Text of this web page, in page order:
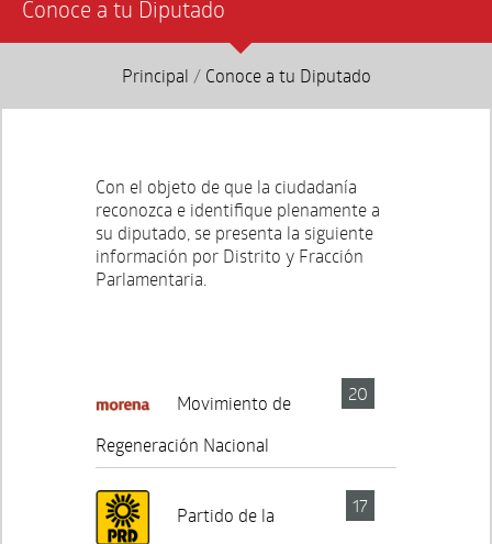
Conoce a tu Diputado
Principal / Conoce a tu Diputado
Con el objeto de que la ciudadanía
reconozca e identifique plenamente a
su diputado, se presenta la siguiente
información por Distrito y Fracción
Parlamentaria.
20
Movimiento de
Regeneración Nacional
17
Partido de la